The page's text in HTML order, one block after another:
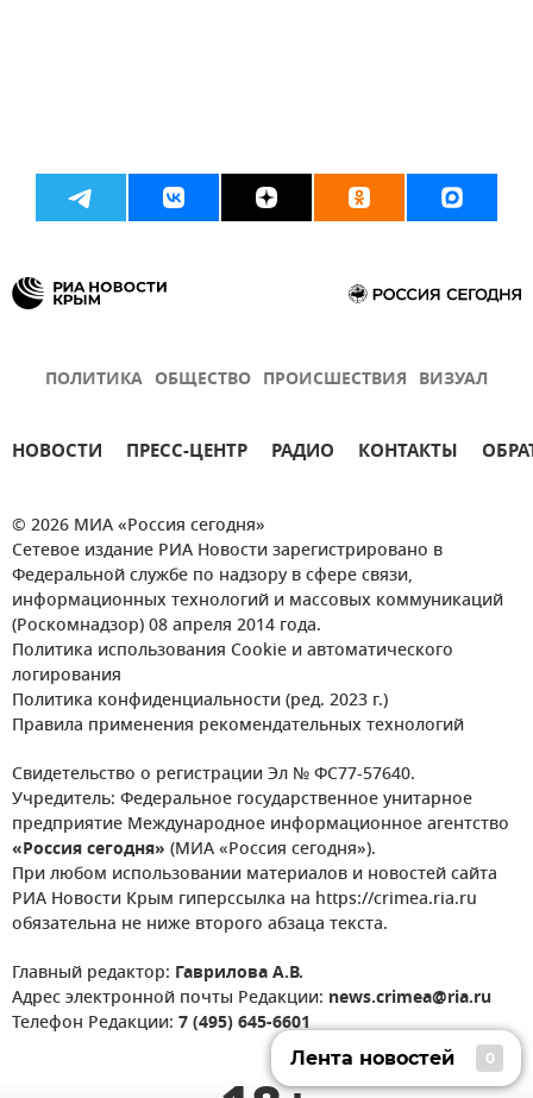
ПОЛИТИКА ОБЩЕСТВО ПРОИСШЕСТВИЯ ВИЗУАЛ
НОВОСТИ ПРЕСС-ЦЕНТР РАДИО КОНТАКТЫ
© 2026 МИА «Россия сегодня»
Сетевое издание РИА Новости зарегистрировано в
Федеральной службе по надзору в сфере связи,
информационных технологий и массовых коммуникаций
(Роскомнадзор) 08 апреля 2014 года.
Политика использования Cookie и автоматического
логирования
Политика конфиденциальности (ред. 2023 г.)
Правила применения рекомендательных технологий
Свидетельство о регистрации Эл № ФС77-57640.
Учредитель: Федеральное государственное унитарное
предприятие Международное информационное агентство
«Россия сегодня» (МИА «Россия сегодня»).
При любом использовании материалов и новостей сайта
РИА Новости Крым гиперссылка на https://crimea.ria.ru
обязательна не ниже второго абзаца текста.
Главный редактор: Гаврилова А.В.
Адрес электронной почты Редакции: news.crimea@ria.ru
Телефон Редакции: 7 (495) 645-6601
Лента новостей 0
Лента новостей